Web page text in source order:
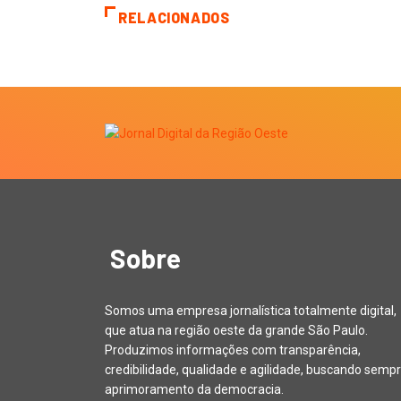
RELACIONADOS
Sobre
Somos uma empresa jornalística totalmente digital,
que atua na região oeste da grande São Paulo.
Produzimos informações com transparência,
credibilidade, qualidade e agilidade, buscando
aprimoramento da democracia.